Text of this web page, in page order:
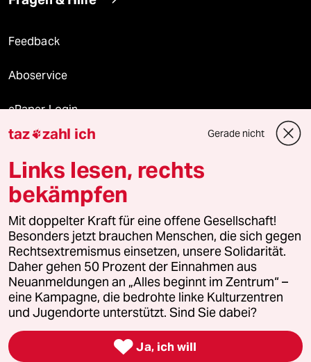
Feedback
Aboservice
ePaper Login
Downloads für Abonnierende
© 2026 taz Verlags und Vertriebs GmbH
Alle Rechte vorbehalten. Bei rechtlichen Fragen oder für Genehmigungen
wenden Sie sich bitte an
lizenzen@taz.de
Feedback Redaktionsstatut Kommune-Richtlinien
Leitlinie Informant Datenschutz Impressum AGB
Seitenwende Einwilligungen widerrufen (Ads)
taz zahl ich Gerade nicht
Links lesen, rechts
bekämpfen
Mit doppelter Kraft für eine offene Gesellschaft!
Besonders jetzt brauchen Menschen, die sich gegen
Rechtsextremismus einsetzen, unsere Solidarität.
Daher gehen 50 Prozent der Einnahmen aus
Neuanmeldungen an „Alles beginnt im Zentrum“ –
eine Kampagne, die bedrohte linke Kulturzentren
und Jugendorte unterstützt. Sind Sie dabei?
 Ja, ich will